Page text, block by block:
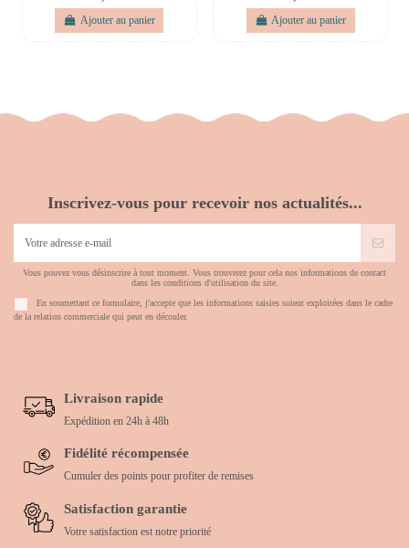
Ajouter au panier Ajouter au panier
Inscrivez-vous pour recevoir nos actualités...
Vous pouvez vous désinscrire à tout moment. Vous trouverez pour cela nos informations de contact
dans les conditions d'utilisation du site.
En soumettant ce formulaire, j'accepte que les informations saisies soient exploitées dans le cadre
de la relation commerciale qui peut en découler.
Livraison rapide
Expédition en 24h à 48h
Fidélité récompensée
Cumuler des points pour profiter de remises
Satisfaction garantie
Votre satisfaction est notre priorité